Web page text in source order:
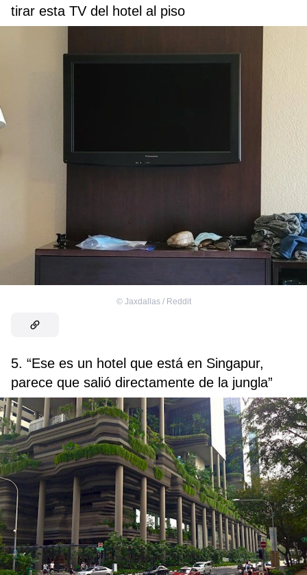
tirar esta TV del hotel al piso
© Jaxdallas / Reddit
5. “Ese es un hotel que está en Singapur,
parece que salió directamente de la jungla”